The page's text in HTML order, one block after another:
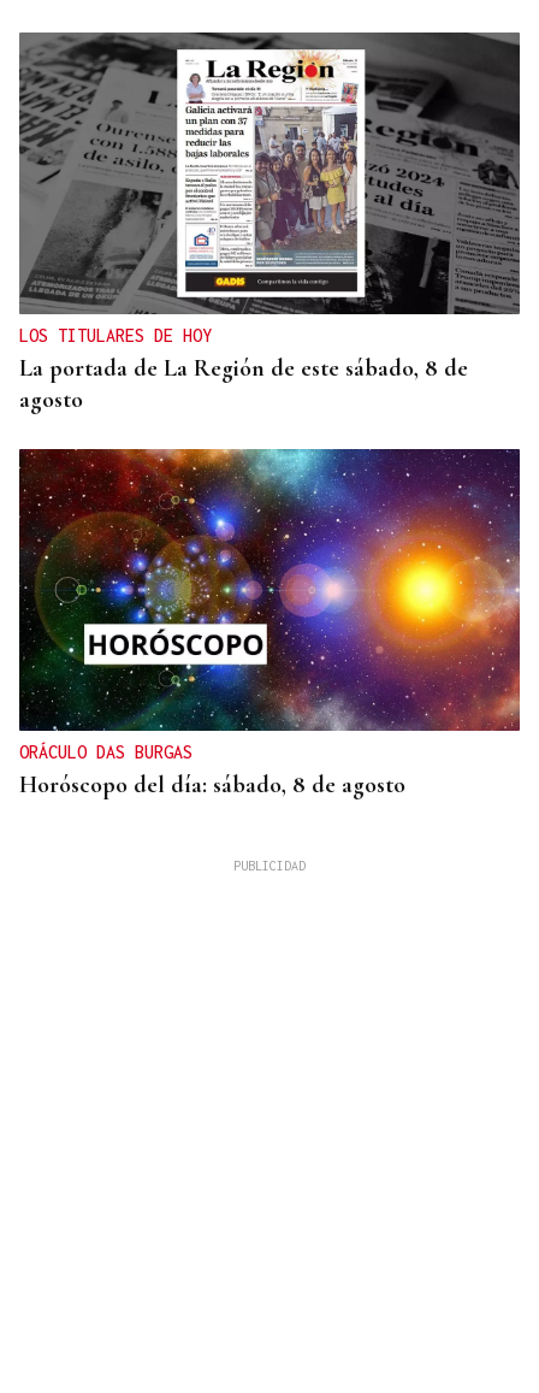
LOS TITULARES DE HOY
La portada de La Región de este sábado, 8 de
agosto
ORÁCULO DAS BURGAS
Horóscopo del día: sábado, 8 de agosto